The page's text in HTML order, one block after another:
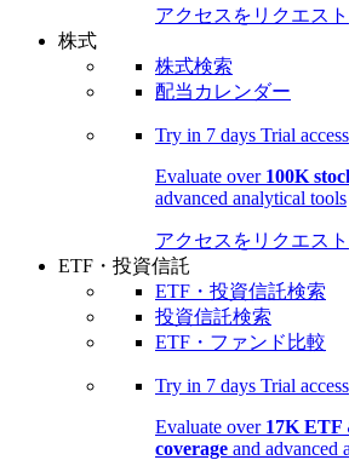
アクセスをリクエスト
株式
株式検索
配当カレンダー
Try in 7 days Trial access
Evaluate over 100K
advanced analytical tools
アクセスをリクエスト
ETF・投資信託
ETF・投資信託検索
投資信託検索
ETF・ファンド比較
Try in 7 days Trial access
Evaluate over 17K ETF
coverage and advanced